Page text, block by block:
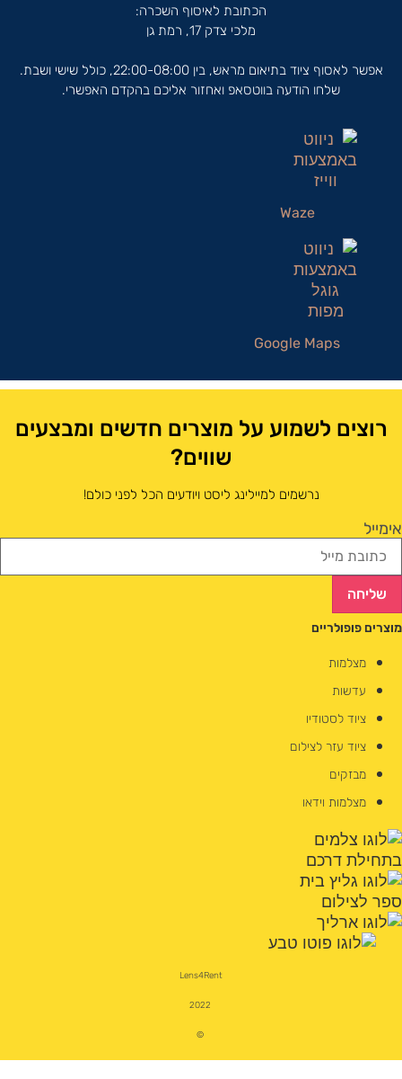
הכתובת לאיסוף השכרה:
מלכי צדק 17, רמת גן
אפשר לאסוף ציוד בתיאום מראש, בין 22:00-08:00, כולל שישי ושבת.
שלחו הודעה בווטסאפ ואחזור אליכם בהקדם האפשרי.
Waze
Google Maps
רוצים לשמוע על מוצרים חדשים ומבצעים
שווים?
נרשמים למיילינג ליסט ויודעים הכל לפני כולם!
אימייל
שליחה
מוצרים פופולריים
מצלמות
עדשות
ציוד לסטודיו
ציוד עזר לצילום
מבזקים
מצלמות וידאו
Lens4Rent
2022
©